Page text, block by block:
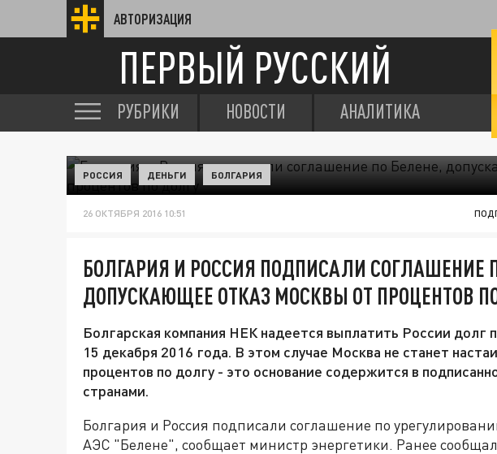
АВТОРИЗАЦИЯ
ПЕРВЫЙ РУССКИЙ
РУБРИКИ НОВОСТИ АНАЛИТИКА
РОССИЯ ДЕНЬГИ БОЛГАРИЯ
26 ОКТЯБРЯ 2016 10:51
БОЛГАРИЯ И РОССИЯ ПОДПИСАЛИ СОГЛАШЕНИЕ
ДОПУСКАЮЩЕЕ ОТКАЗ МОСКВЫ ОТ ПРОЦЕНТОВ
Болгарская компания НЕК надеется выплатить России долг
15 декабря 2016 года. В этом случае Москва не станет
процентов по долгу - это основание содержится в
странами.
Болгария и Россия подписали соглашение по
АЭС "Белене", сообщает министр энергетики. Ранее